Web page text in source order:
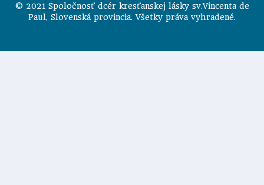
© 2021 Spoločnosť dcér kresťanskej lásky sv.Vincenta de
Paul, Slovenská provincia. Všetky práva vyhradené.